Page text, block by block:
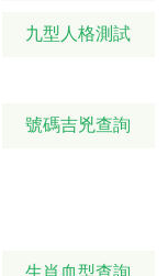
九型人格測試
號碼吉兇查詢
生肖血型查詢